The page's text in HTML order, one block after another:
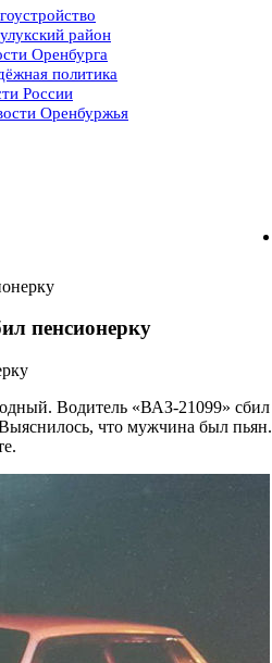
район
Оренбурга
политика
России
Оренбуржья
пенсионерку
Водитель «ВАЗ-21099» сбил
что мужчина был пьян.